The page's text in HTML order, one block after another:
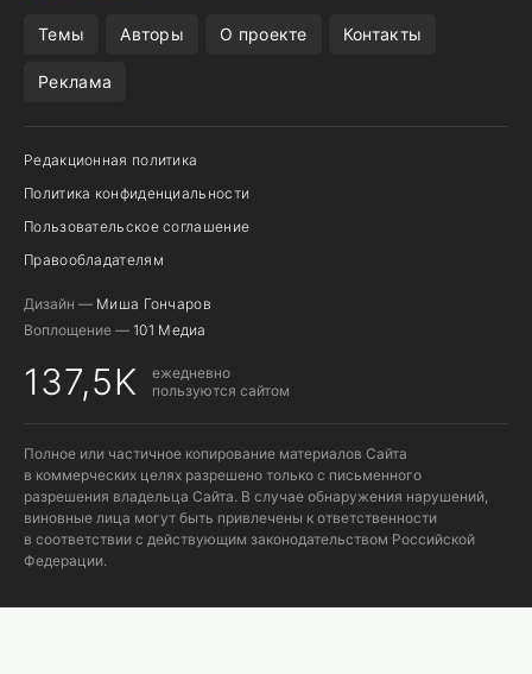
Темы Авторы О проекте Контакты
Реклама
Редакционная политика
Политика конфиденциальности
Пользовательское соглашение
Правообладателям
Дизайн — Миша Гончаров
Воплощение — 101 Медиа
137,5K
ежедневно
пользуются сайтом
Полное или частичное копирование материалов Сайта
в коммерческих целях разрешено только с письменного
разрешения владельца Сайта. В случае обнаружения нарушений,
виновные лица могут быть привлечены к ответственности
в соответствии с действующим законодательством Российской
Федерации.